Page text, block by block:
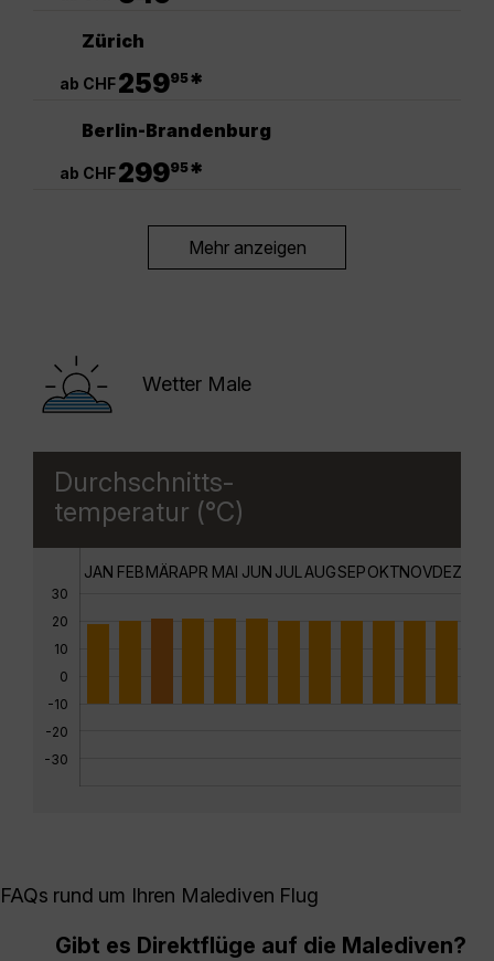
Zürich
ab CHF25995*
Berlin-Brandenburg
ab CHF29995*
Mehr anzeigen
Wetter Male
Durchschnitts-
temperatur (°C)
30
20
10
0
-10
-20
-30
JAN FEBMÄRAPR MAI JUN JUL AUGSEPOKTNOVDEZ
FAQs rund um Ihren Malediven Flug
Gibt es Direktflüge auf die Malediven?